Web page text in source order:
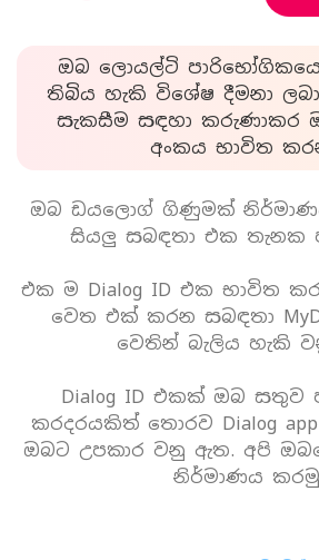
ඔබ ලොයල්ටි
තිබිය හැකි විශේෂ දීමනා
සැකසීම සඳහා කරුණාකර
අංකය භාවිත
ඔබ ඩයලොග් ගිණුමක්
සියලු සබඳතා එක තැනක
එක ම Dialog ID එක භාවිත
වෙත එක් කරන සබඳතා
වෙතින් බැලිය හැකි
Dialog ID එකක් ඔබ සතුව
කරදරයකිත් තොරව Dialog
ඔබට උපකාර වනු ඇත. අපි
නිර්මාණය